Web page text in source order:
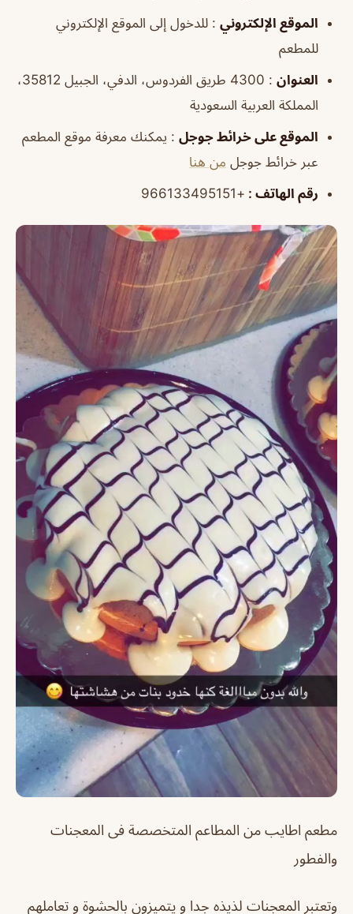
الموقع الإلكتروني : للدخول إلى الموقع الإلكتروني
للمطعم
العنوان
: 4300 طريق الفردوس، الدفي، الجبيل 35812،
المملكة العربية السعودية
الموقع على خرائط جوجل : يمكنك معرفة موقع المطعم
عبر خرائط جوجل من هنا
رقم الهاتف :
+966133495151
مطعم اطايب من المطاعم المتخصصة فى المعجنات
والفطور
وتعتبر المعجنات لذيذه جدا و يتميزون بالحشوة و تعاملهم